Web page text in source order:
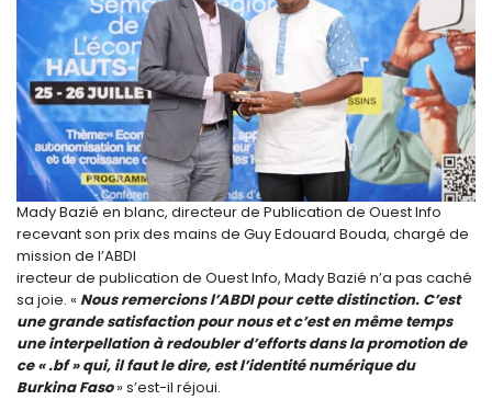
Mady Bazié en blanc, directeur de Publication de Ouest Info
recevant son prix des mains de Guy Edouard Bouda, chargé de
mission de l’ABDI
irecteur de publication de Ouest Info, Mady Bazié n’a pas caché
sa joie. « Nous remercions l’ABDI pour cette distinction. C’est
une grande satisfaction pour nous et c’est en même temps
une interpellation à redoubler d’efforts dans la promotion de
ce « .bf » qui, il faut le dire, est l’identité numérique du
Burkina Faso» s’est-il réjoui.